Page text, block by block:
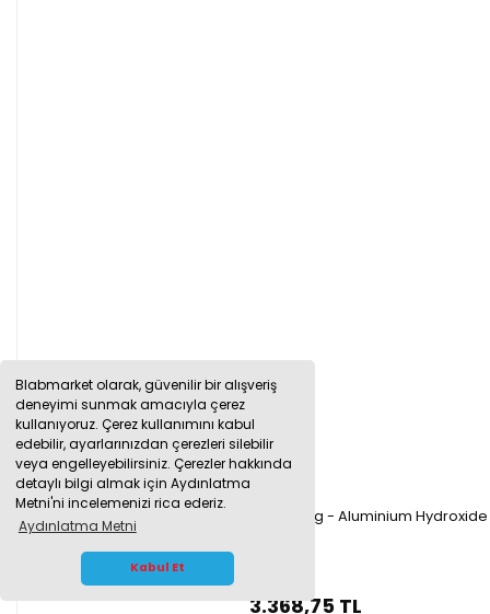
Blabmarket olarak, güvenilir bir alışveriş
deneyimi sunmak amacıyla çerez
kullanıyoruz. Çerez kullanımını kabul
edebilir, ayarlarınızdan çerezleri silebilir
veya engelleyebilirsiniz. Çerezler hakkında
detaylı bilgi almak için Aydınlatma
Metni'ni incelemenizi rica ederiz.
Aydınlatma Metni
Kabul Et
Merck 101091.1000 Alüminyum Hidroksit 1 kg - Aluminium
3.368,75 TL
WHATSAPP İLETİŞİM